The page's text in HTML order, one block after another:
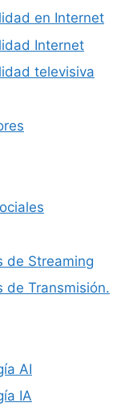
en Internet
Internet
televisiva
de Streaming
de Transmisión.
AI
IA